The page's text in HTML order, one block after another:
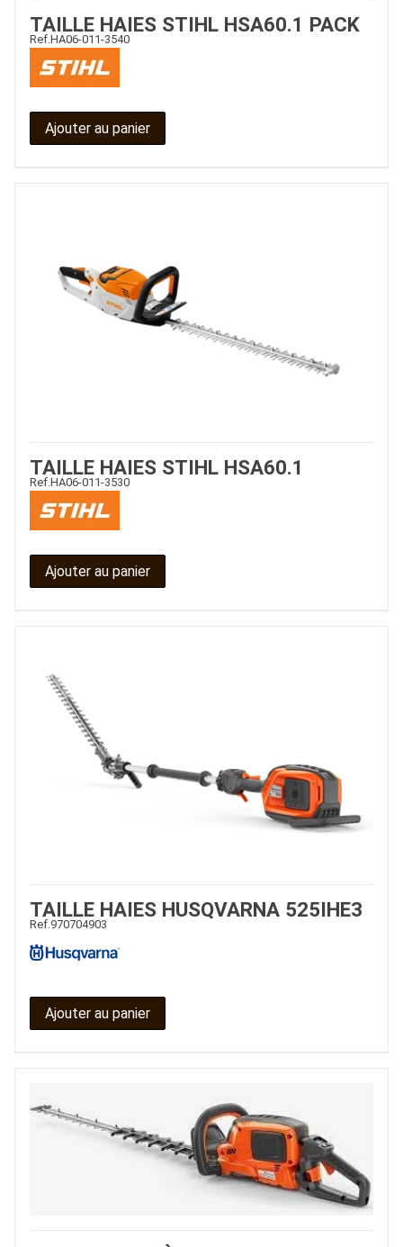
PIECES DETACHEES
TAILLE HAIES STIHL HSA60.1 PACK
Ref.HA06-011-3540
Ajouter au panier
TAILLE HAIES STIHL HSA60.1
Ref. HA06-011-3530
Ajouter au panier
TAILLE HAIES HUSQVARNA 525IHE3
Ref. 970704903
Ajouter au panier